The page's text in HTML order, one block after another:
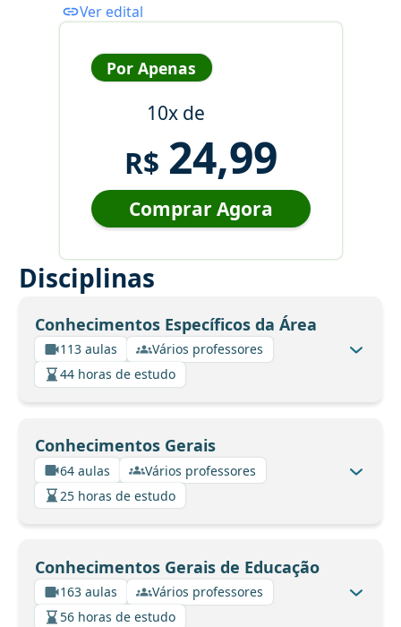
Ver edital
Por Apenas
10x de
R$ 24,99
Comprar Agora
Disciplinas
Conhecimentos Específicos da Área
113 aulas
Vários professores
44 horas de estudo
Conhecimentos Gerais
64 aulas
Vários professores
25 horas de estudo
Conhecimentos Gerais de Educação
163 aulas
Vários professores
56 horas de estudo